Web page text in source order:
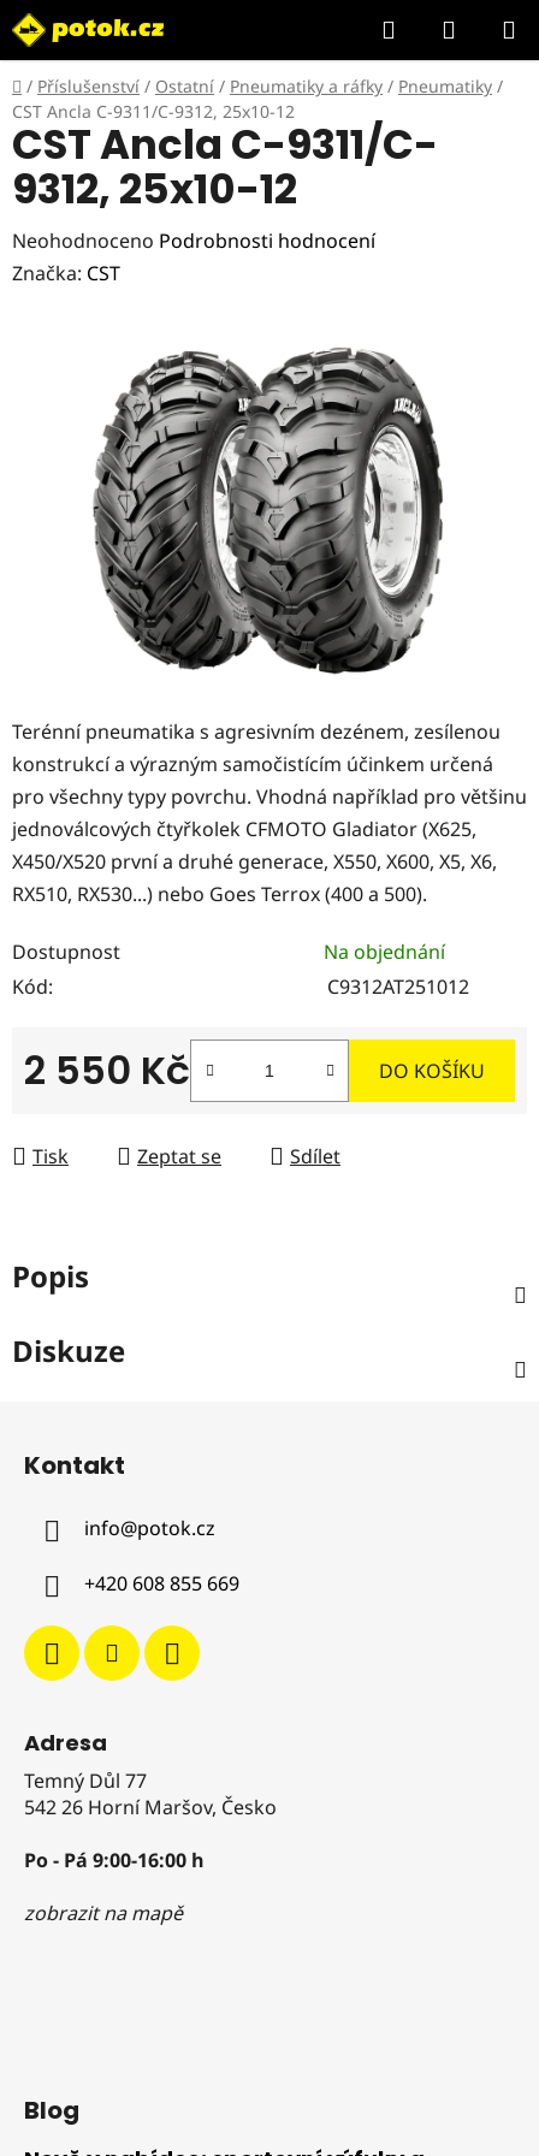
Přejít
na
obsah
Hledat
KOŠÍK
Domů
/ Příslušenství / Ostatní / Pneumatiky a ráfky / Pneumatiky /
CST Ancla C-9311/C-9312, 25x10-12
Terénní pneumatika s agresivním dezénem, zesílenou
konstrukcí a výrazným samočistícím účinkem určená
pro všechny typy povrchu. Vhodná například pro většinu
jednoválcových čtyřkolek CFMOTO Gladiator (X625,
X450/X520 první a druhé generace, X550, X600, X5, X6,
RX510, RX530...) nebo Goes Terrox (400 a 500).
Dostupnost
Na objednání
Kód:
C9312AT251012
2 550 Kč DO KOŠÍKU
Tisk Zeptat se Sdílet
CST Ancla C-9311/C-
9312, 25x10-12
Průměrné
hodnocení
hvězdiček.
Neohodnoceno Podrobnosti hodnocení
Značka: CST
Popis
Diskuze
Kontakt
info@potok.cz
+420 608 855 669
Adresa
Temný Důl 77
542 26 Horní Maršov, Česko
Po - Pá 9:00-16:00 h
zobrazit na mapě
Blog